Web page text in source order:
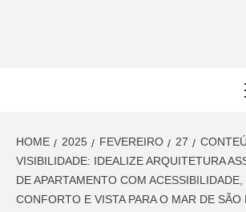
HOME 2025 FEVEREIRO 27
VISIBILIDADE: IDEALIZE ARQUITETURA
DE APARTAMENTO COM
CONFORTO E VISTA PARA O MAR DE SÃO